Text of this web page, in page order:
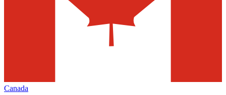
Canada